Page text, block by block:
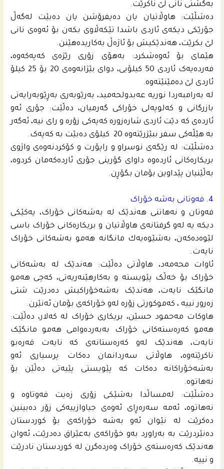
به‌گشتى نانی لێ ناکرێت.
دەشڵێت: هاوڵاتیان یان دەیفرۆشن یان دەبێت لەگەڵ
جۆرێکی دیکەی ئاردی باشدا تێکەڵاوی بکەن بۆ ئەوەی نانی
لێ بکرێت، هەندێکیش بۆ ئاژەڵ بەکاریدەهێنن.
هێمای بۆ ئەوەشکرد: بەهۆی زۆری رێژەی کەپەکه‌وه‌،
فەردەیه‌ک ئاردی 50 کیلۆیی، دوای بێژانەوەی 20 بۆ 25 کیلۆ
ئاردی لێ دەمێنێتەوە.
لە بەرامبەردا نوریە عه‌بدولحه‌مید، بەرێوبەری بەڕێوبەرایەتی
بازرگانی و کەلوپەلی خۆراکی گەرمیان، دەڵێت: جۆری ئەو
ئاردەی کە دێت ئاردی شارەزورە کەپەکی زۆرە و رای نیە، ئەگەر
بە هێڵەکی سفر ببێژرێتەوە 20 کیلۆی دەبێت بە کەپەک.
دەشڵێت: لە رێگەی نوسراو و راپۆرت و کۆکردنەوەی واژوی
بریکارەکانی ئاردەوە داوای گۆرینی جۆری ئاردەکەمان کردوە،
بەڵێنیان پێداوین بۆمان بگۆڕن.
4. فەوتانی بەشە خۆراک
فەوتان و نەهاتنی هەندێک لە بەشەکانی خۆراک، یەکێکی
دیکە یە لەو گرفتانەی هاوڵاتیان و بریکارەکانی خۆراک باسی
لێوەدەکەن، به‌شێوه‌یه‌ك مانگانە هەمو بەشەکانی خۆراک
نایەت.
ئاوات محه‌مه‌د، هاوڵاتی دەڵێت: هەندێک لە بەشەکانی
خۆراک بۆ خەڵک پێویستە و بەکارهێنەریەتی، كه‌چى هەمو
مانگێک نایەت، هەندێک بەشەخۆراکیش دەدرێت شتی
زەرور نییە ، کەموکورتی زۆرە لەو خۆراکەی بۆمان ئەنێرن.
هاوکات مه‌حمود حسێن، بریکاری خۆراک لە کەلار، دەڵێت:
هەمو کەرەستەکانی خۆراک بەبەردەوامی هەمو مانگێک
نایەت، هەندێک لەو کەرەستانەی کە نایەت قەرەبو
ناکرێتەوە، هاوڵاتی سەردانمان دەکات پرسیاری ئەو
بەشەخۆراکانە دەکات کە پێویستی پێیەتی دەڵێن بۆ
نەهاتوە.
دەشڵێت: لەمساڵدا بەشێکی زۆری زەیت فەوتاوە و
نەهاتوە، ئەمە سەرەڕای ئەوەی جیاوازییەکی زۆر دەبینین
دەکرێت لە نێوان ئەو بەشە خۆراکەی بۆ کوردستان
دەنێردرێت بە بەراورد بەو خۆراکەی بەعێراق دەدرێت، ئه‌وان
هەندێک کەرەستەی خۆراک وەردەگرن لە کوردستان نادرێت
و نییە.